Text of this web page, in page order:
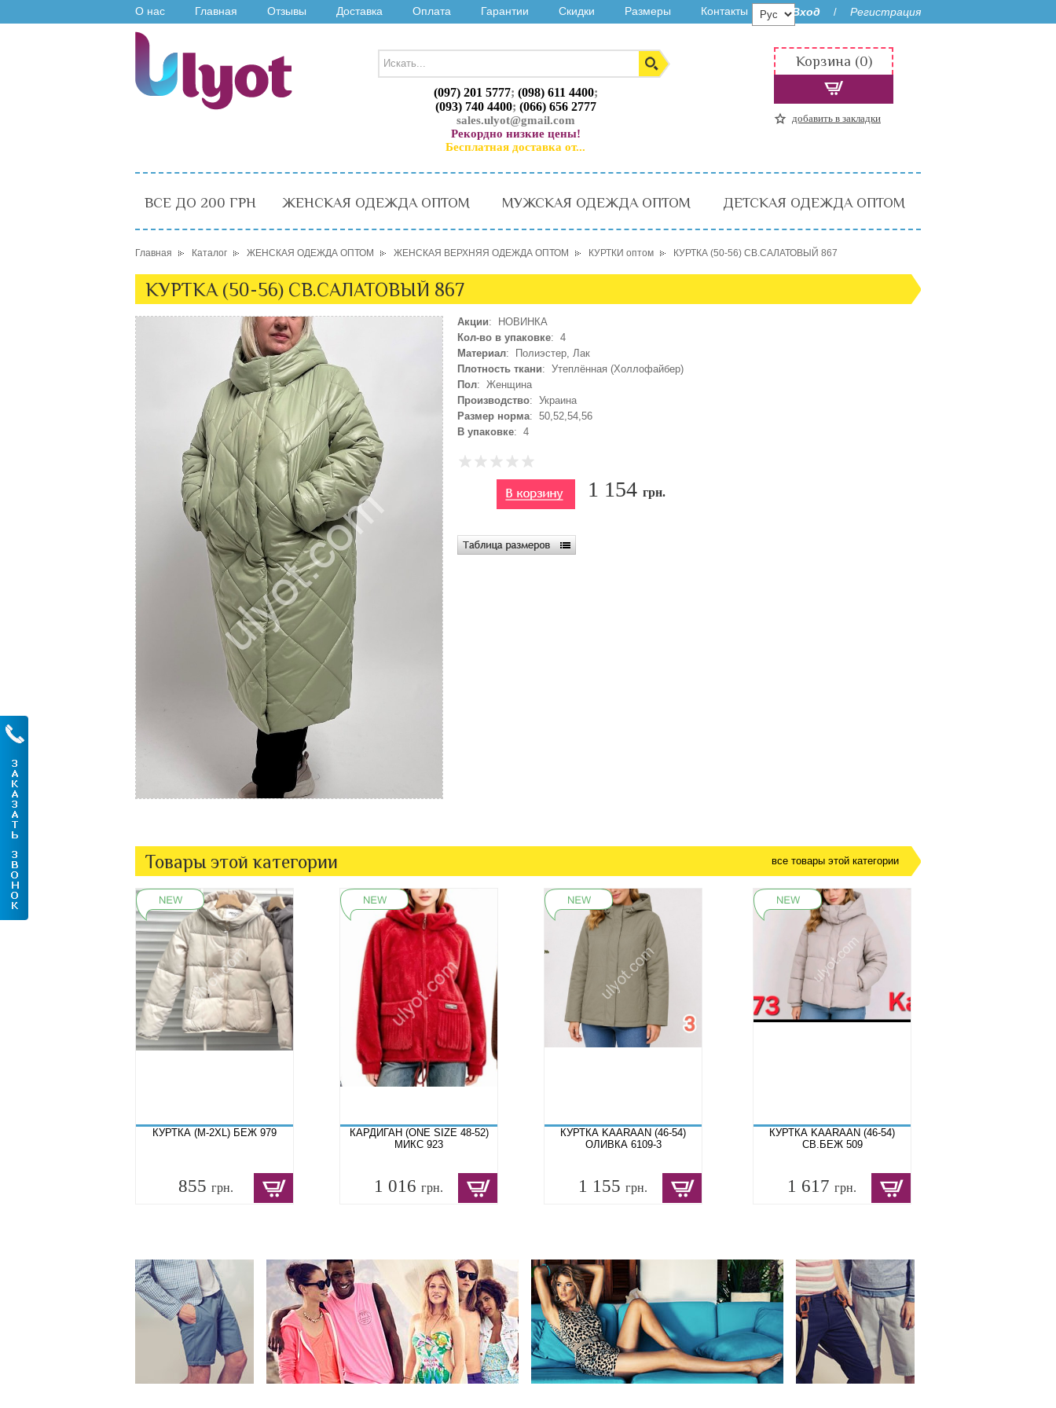
О нас Главная Отзывы Доставка Оплата Гарантии Скидки Размеры Контакты Вход / Регистрация
(097) 201 5777; (098) 611 4400;
(093) 740 4400; (066) 656 2777
sales.ulyot@gmail.com
Рекордно низкие цены!
Бесплатная доставка от...
Корзина (0)
добавить в закладки
ВСЕ ДО 200 ГРН ЖЕНСКАЯ ОДЕЖДА ОПТОМ МУЖСКАЯ ОДЕЖДА ОПТОМ ДЕТСКАЯ ОДЕЖДА ОПТОМ
Главная Каталог ЖЕНСКАЯ ОДЕЖДА ОПТОМ ЖЕНСКАЯ ВЕРХНЯЯ ОДЕЖДА ОПТОМ КУРТКИ оптом КУРТКА (50-56) СВ.САЛАТОВЫЙ 867
КУРТКА (50-56) СВ.САЛАТОВЫЙ 867
Акции: НОВИНКА
Кол-во в упаковке: 4
Материал: Полиэстер, Лак
Плотность ткани: Утеплённая (Холлофайбер)
Пол: Женщина
Производство: Украина
Размер норма: 50,52,54,56
В упаковке: 4
1 154 грн.
Товары этой категории все товары этой категории
КУРТКА (M-2XL) БЕЖ 979
855 грн.
КАРДИГАН (ONE SIZE 48-52)
МИКС 923
1 016 грн.
КУРТКА KAARAAN (46-54)
ОЛИВКА 6109-3
1 155 грн.
КУРТКА KAARAAN (46-54)
СВ.БЕЖ 509
1 617 грн.